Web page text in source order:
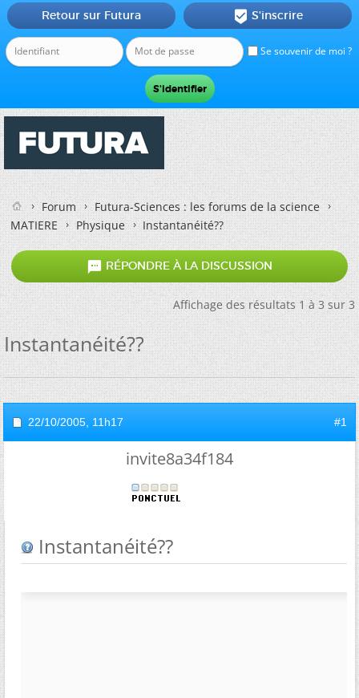
Se souvenir de moi ?
Retour sur Futura  S'inscrire
Forum
Futura-Sciences : les forums de la science
MATIERE
Physique Instantanéité??
 RÉPONDRE À LA DISCUSSION
Affichage des résultats 1 à 3 sur 3
Instantanéité??
22/10/2005, 11h17 #1
invite8a34f184
Instantanéité??